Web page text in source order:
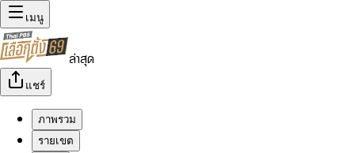
เมนู
ล่าสุด
แชร์
ภาพรวม
รายเขต